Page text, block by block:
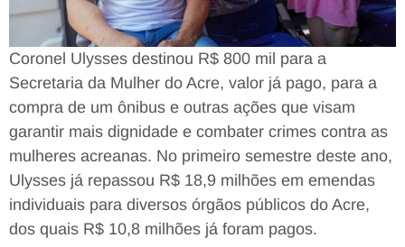
Coronel Ulysses destinou R$ 800 mil para a
Secretaria da Mulher do Acre, valor já pago, para a
compra de um ônibus e outras ações que visam
garantir mais dignidade e combater crimes contra as
mulheres acreanas. No primeiro semestre deste ano,
Ulysses já repassou R$ 18,9 milhões em emendas
individuais para diversos órgãos públicos do Acre,
dos quais R$ 10,8 milhões já foram pagos.